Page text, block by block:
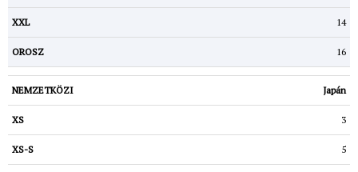
14
16
Japán
3
5